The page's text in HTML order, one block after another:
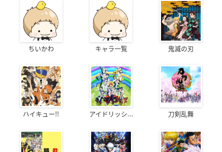
ちいかわ キャラ一覧 鬼滅の刃
ハイキュー!! アイドリッシ... 刀剣乱舞